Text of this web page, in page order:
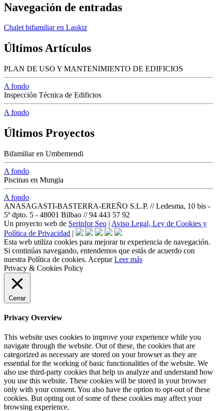
Navegación de entradas
Chalet bifamiliar en Laukiz
Últimos Artículos
PLAN DE USO Y MANTENIMIENTO DE EDIFICIOS
A fondo
Inspección Técnica de Edificios
A fondo
Últimos Proyectos
Bifamiliar en Umbemendi
A fondo
Piscinas en Mungia
A fondo
ANASAGASTI-BASTERRA-EREÑO S.L.P. // Ledesma, 10 bis -
5º dpto. 5 - 48001 Bilbao // 94 443 57 92
Un proyecto web de Serinfor Seo | Aviso Legal, Ley de Cookies y
Política de Privacidad |
Esta web utiliza cookies para mejorar tu experiencia de navegación.
Si continúas navegando, entendemos que estás de acuerdo con
nuestra Política de cookies. Aceptar Leer más
Privacy & Cookies Policy
Cerrar
Privacy Overview
This website uses cookies to improve your experience while you
navigate through the website. Out of these, the cookies that are
categorized as necessary are stored on your browser as they are
essential for the working of basic functionalities of the website. We
also use third-party cookies that help us analyze and understand how
you use this website. These cookies will be stored in your browser
only with your consent. You also have the option to opt-out of these
cookies. But opting out of some of these cookies may affect your
browsing experience.